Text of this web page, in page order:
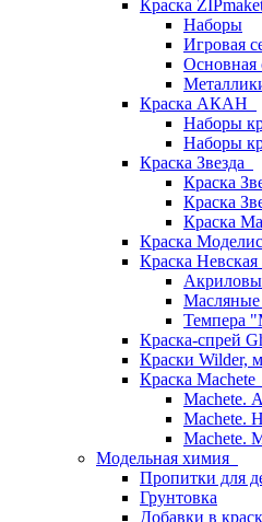
Краска
Наборы
Игровая
Основная
Краска АКАН
Наборы
Наборы
Краска Звезда
Краска
Краска
Краска
Краска
Краска Невская
Масляные
Темпера
Краска-спрей
Краски Wilder,
Краска Machete
Machete.
Machete.
Machete.
Модельная химия
Пропитки для
Грунтовка
Добавки в